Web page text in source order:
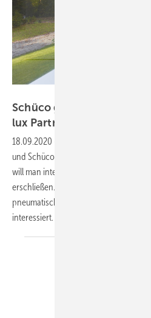
Schüco geht mit
lux Partnerschaft
18.09.2020
und Schüco eine strategische
will man internationale Märkte mit
erschließen. Schüco ist besonders an
pneumatischen Dichtung des
interessiert.